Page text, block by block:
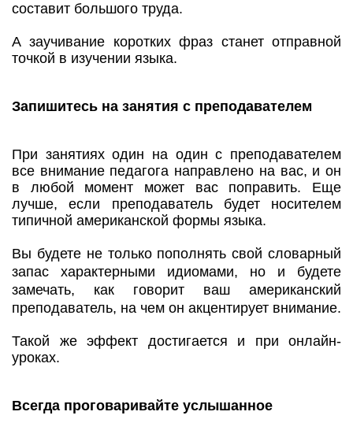
составит большого труда.
А заучивание коротких фраз станет отправной
точкой в изучении языка.
Запишитесь на занятия с преподавателем
При занятиях один на один с преподавателем
все внимание педагога направлено на вас, и он
в любой момент может вас поправить. Еще
лучше, если преподаватель будет носителем
типичной американской формы языка.
Вы будете не только пополнять свой словарный
запас характерными идиомами, но и будете
замечать, как говорит ваш американский
преподаватель, на чем он акцентирует внимание.
Такой же эффект достигается и при онлайн-
уроках.
Всегда проговаривайте услышанное